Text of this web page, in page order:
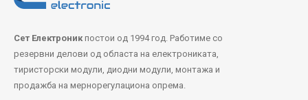
Сет Електроник постои од 1994 год. Работиме со
резервни делови од областа на електрониката,
тиристорски модули, диодни модули, монтажа и
продажба на мернорегулациона опрема.